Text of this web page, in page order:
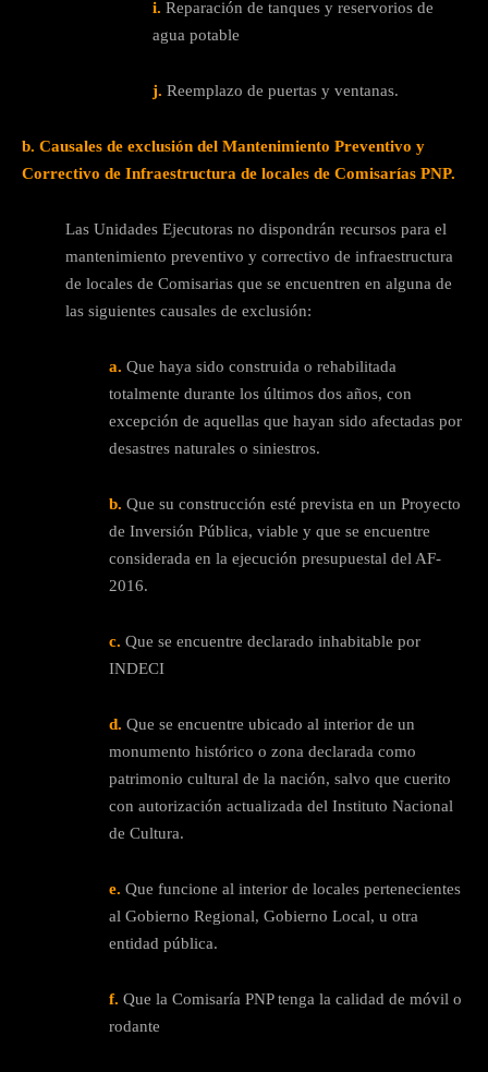
i. Reparación de tanques y reservorios de
agua potable
j. Reemplazo de puertas y ventanas.
b. Causales de exclusión del Mantenimiento Preventivo y
Correctivo de Infraestructura de locales de Comisarías PNP.
Las Unidades Ejecutoras no dispondrán recursos para el
mantenimiento preventivo y correctivo de infraestructura
de locales de Comisarias que se encuentren en alguna de
las siguientes causales de exclusión:
a. Que haya sido construida o rehabilitada
totalmente durante los últimos dos años, con
excepción de aquellas que hayan sido afectadas por
desastres naturales o siniestros.
b. Que su construcción esté prevista en un Proyecto
de Inversión Pública, viable y que se encuentre
considerada en la ejecución presupuestal del AF-
2016.
c. Que se encuentre declarado inhabitable por
INDECI
d. Que se encuentre ubicado al interior de un
monumento histórico o zona declarada como
patrimonio cultural de la nación, salvo que cuerito
con autorización actualizada del Instituto Nacional
de Cultura.
e. Que funcione al interior de locales pertenecientes
al Gobierno Regional, Gobierno Local, u otra
entidad pública.
f. Que la Comisaría PNP tenga la calidad de móvil o
rodante